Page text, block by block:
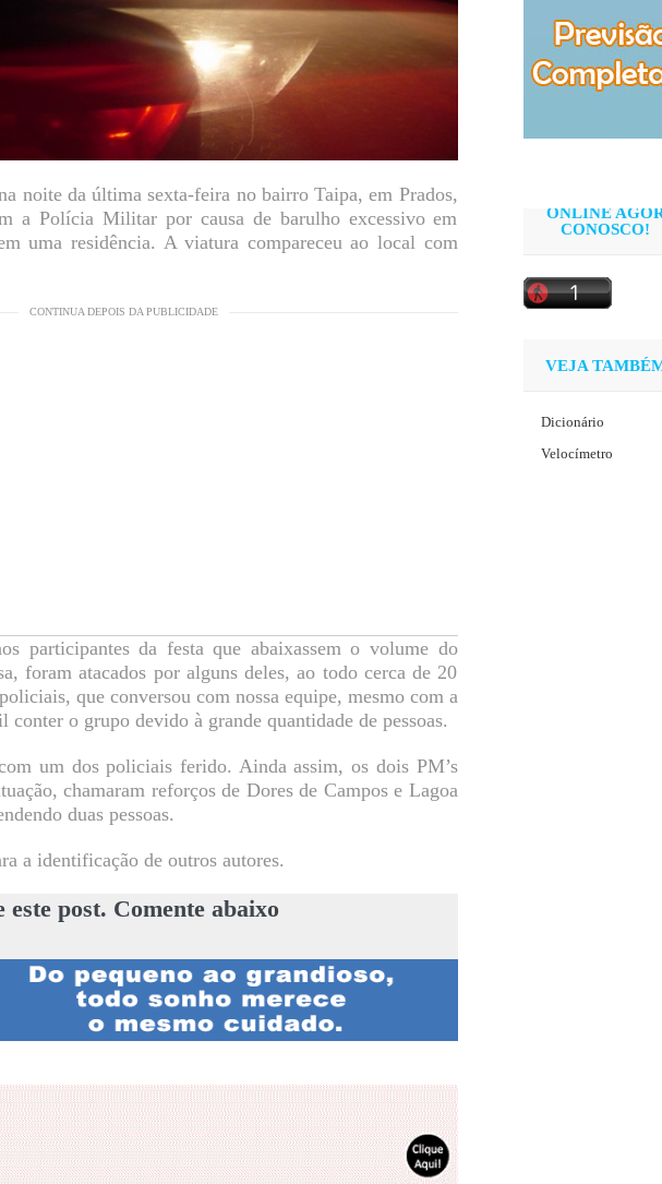
noite da última sexta-feira no bairro Taipa, em Prados,
a Polícia Militar por causa de barulho excessivo em
uma residência. A viatura compareceu ao local com
CONTINUA DEPOIS DA PUBLICIDADE
participantes da festa que abaixassem o volume do
foram atacados por alguns deles, ao todo cerca de 20
que conversou com nossa equipe, mesmo com a
o grupo devido à grande quantidade de pessoas.
um dos policiais ferido. Ainda assim, os dois PM’s
chamaram reforços de Dores de Campos e Lagoa
duas pessoas.
a identificação de outros autores.
este post. Comente abaixo
ONLINE
CONOSCO!
VEJA
Dicionário
Velocímetro